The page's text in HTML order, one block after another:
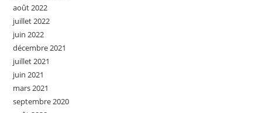
août 2022
juillet 2022
juin 2022
décembre 2021
juillet 2021
juin 2021
mars 2021
septembre 2020